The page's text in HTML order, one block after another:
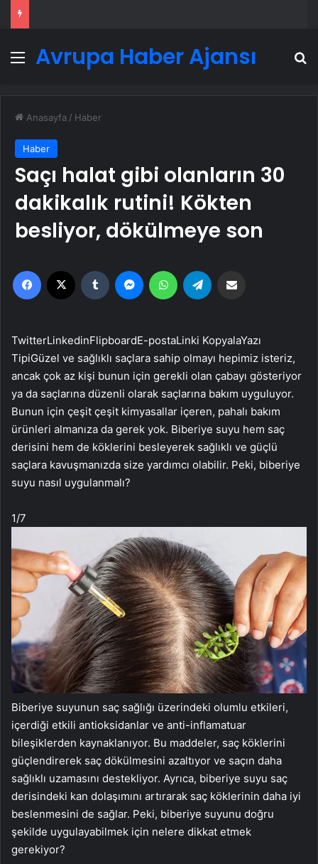
Menü
Avrupa Haber Ajansı
Anasayfa / Haber
Haber
Saçı halat gibi olanların 30
dakikalık rutini! Kökten
besliyor, dökülmeye son
Facebook Tumblr MessengerWhatsApp
TwitterLinkedinFlipboardE-postaLinki KopyalaYazı
TipiGüzel ve sağlıklı saçlara sahip olmayı hepimiz isteriz,
ancak çok az kişi bunun için gerekli olan çabayı gösteriyor
ya da saçlarına düzenli olarak saçlarına bakım uyguluyor.
Bunun için çeşit çeşit kimyasallar içeren, pahalı bakım
ürünleri almanıza da gerek yok. Biberiye suyu hem saç
derisini hem de köklerini besleyerek sağlıklı ve güçlü
saçlara kavuşmanızda size yardımcı olabilir. Peki, biberiye
suyu nasıl uygulanmalı?
1/7
Biberiye suyunun saç sağlığı üzerindeki olumlu etkileri,
içerdiği etkili antioksidanlar ve anti-inflamatuar
bileşiklerden kaynaklanıyor. Bu maddeler, saç köklerini
güçlendirerek saç dökülmesini azaltıyor ve saçın daha
sağlıklı uzamasını destekliyor. Ayrıca, biberiye suyu saç
derisindeki kan dolaşımını artırarak saç köklerinin daha iyi
beslenmesini de sağlar. Peki, biberiye suyunu doğru
şekilde uygulayabilmek için nelere dikkat etmek
gerekiyor?